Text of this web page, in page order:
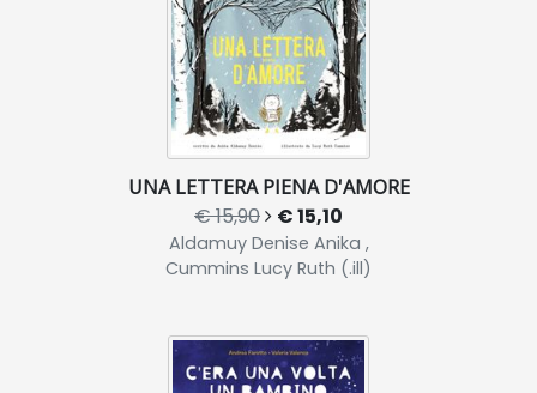
UNA LETTERA PIENA D'AMORE
€ 15,90 € 15,10
Aldamuy Denise Anika ,
Cummins Lucy Ruth (.ill)